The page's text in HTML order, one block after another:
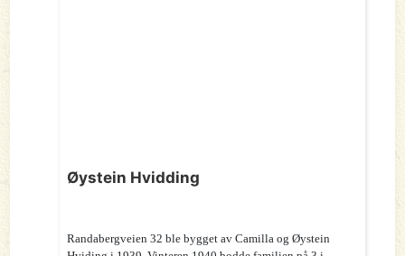
Øystein Hvidding
Randabergveien 32 ble bygget av Camilla og Øystein